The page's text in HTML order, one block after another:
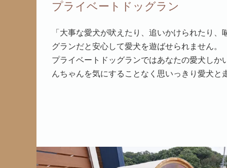
プライベートドッグラン
「大事な愛犬が吠えたり、追いかけられたり
グランだと安心して愛犬を遊ばせられません。
プライベートドッグランではあなたの愛犬しか
んちゃんを気にすることなく思いっきり愛犬と